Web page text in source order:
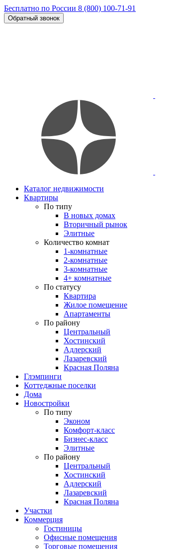
Бесплатно по России 8 (800) 100-71-91
Обратный звонок
Каталог недвижимости
Квартиры
По типу
В новых домах
Вторичный рынок
Элитные
Количество комнат
1-комнатные
2-комнатные
3-комнатные
4+ комнатные
По статусу
Квартира
Жилое помещение
Апартаменты
По району
Центральный
Хостинский
Адлерский
Лазаревский
Красная Поляна
Глэмпинги
Коттеджные поселки
Дома
Новостройки
По типу
Эконом
Комфорт-класс
Бизнес-класс
Элитные
По району
Центральный
Хостинский
Адлерский
Лазаревский
Красная Поляна
Участки
Коммерция
Гостиницы
Офисные помещения
Торговые помещения